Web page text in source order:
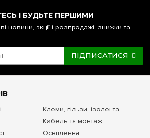
І БУДЬТЕ ПЕРШИМИ
новини, акції і розпродажі, знижки та
ПІДПИСАТИСЯ
Клеми, гільзи, ізолента
Кабель та монтаж
Освітлення